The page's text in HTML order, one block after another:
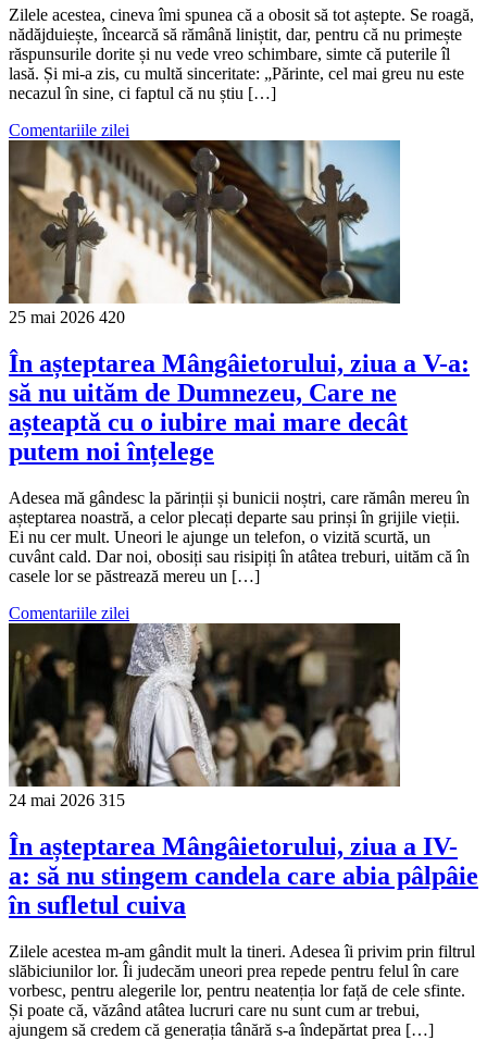
Zilele acestea, cineva îmi spunea că a obosit să tot aștepte. Se roagă,
nădăjduiește, încearcă să rămână liniștit, dar, pentru că nu primește
răspunsurile dorite și nu vede vreo schimbare, simte că puterile îl
lasă. Și mi-a zis, cu multă sinceritate: „Părinte, cel mai greu nu este
necazul în sine, ci faptul că nu știu […]
Comentariile zilei
25 mai 2026 420
În așteptarea Mângâietorului, ziua a V-a:
să nu uităm de Dumnezeu, Care ne
așteaptă cu o iubire mai mare decât
putem noi înțelege
Adesea mă gândesc la părinții și bunicii noștri, care rămân mereu în
așteptarea noastră, a celor plecați departe sau prinși în grijile vieții.
Ei nu cer mult. Uneori le ajunge un telefon, o vizită scurtă, un
cuvânt cald. Dar noi, obosiți sau risipiți în atâtea treburi, uităm că în
casele lor se păstrează mereu un […]
Comentariile zilei
24 mai 2026 315
În așteptarea Mângâietorului, ziua a IV-
a: să nu stingem candela care abia pâlpâie
în sufletul cuiva
Zilele acestea m-am gândit mult la tineri. Adesea îi privim prin filtrul
slăbiciunilor lor. Îi judecăm uneori prea repede pentru felul în care
vorbesc, pentru alegerile lor, pentru neatenția lor față de cele sfinte.
Și poate că, văzând atâtea lucruri care nu sunt cum ar trebui,
ajungem să credem că generația tânără s-a îndepărtat prea […]